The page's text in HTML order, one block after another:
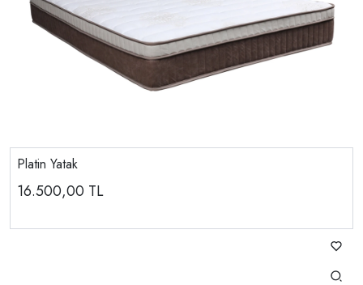
Platin Yatak
16.500,00 TL